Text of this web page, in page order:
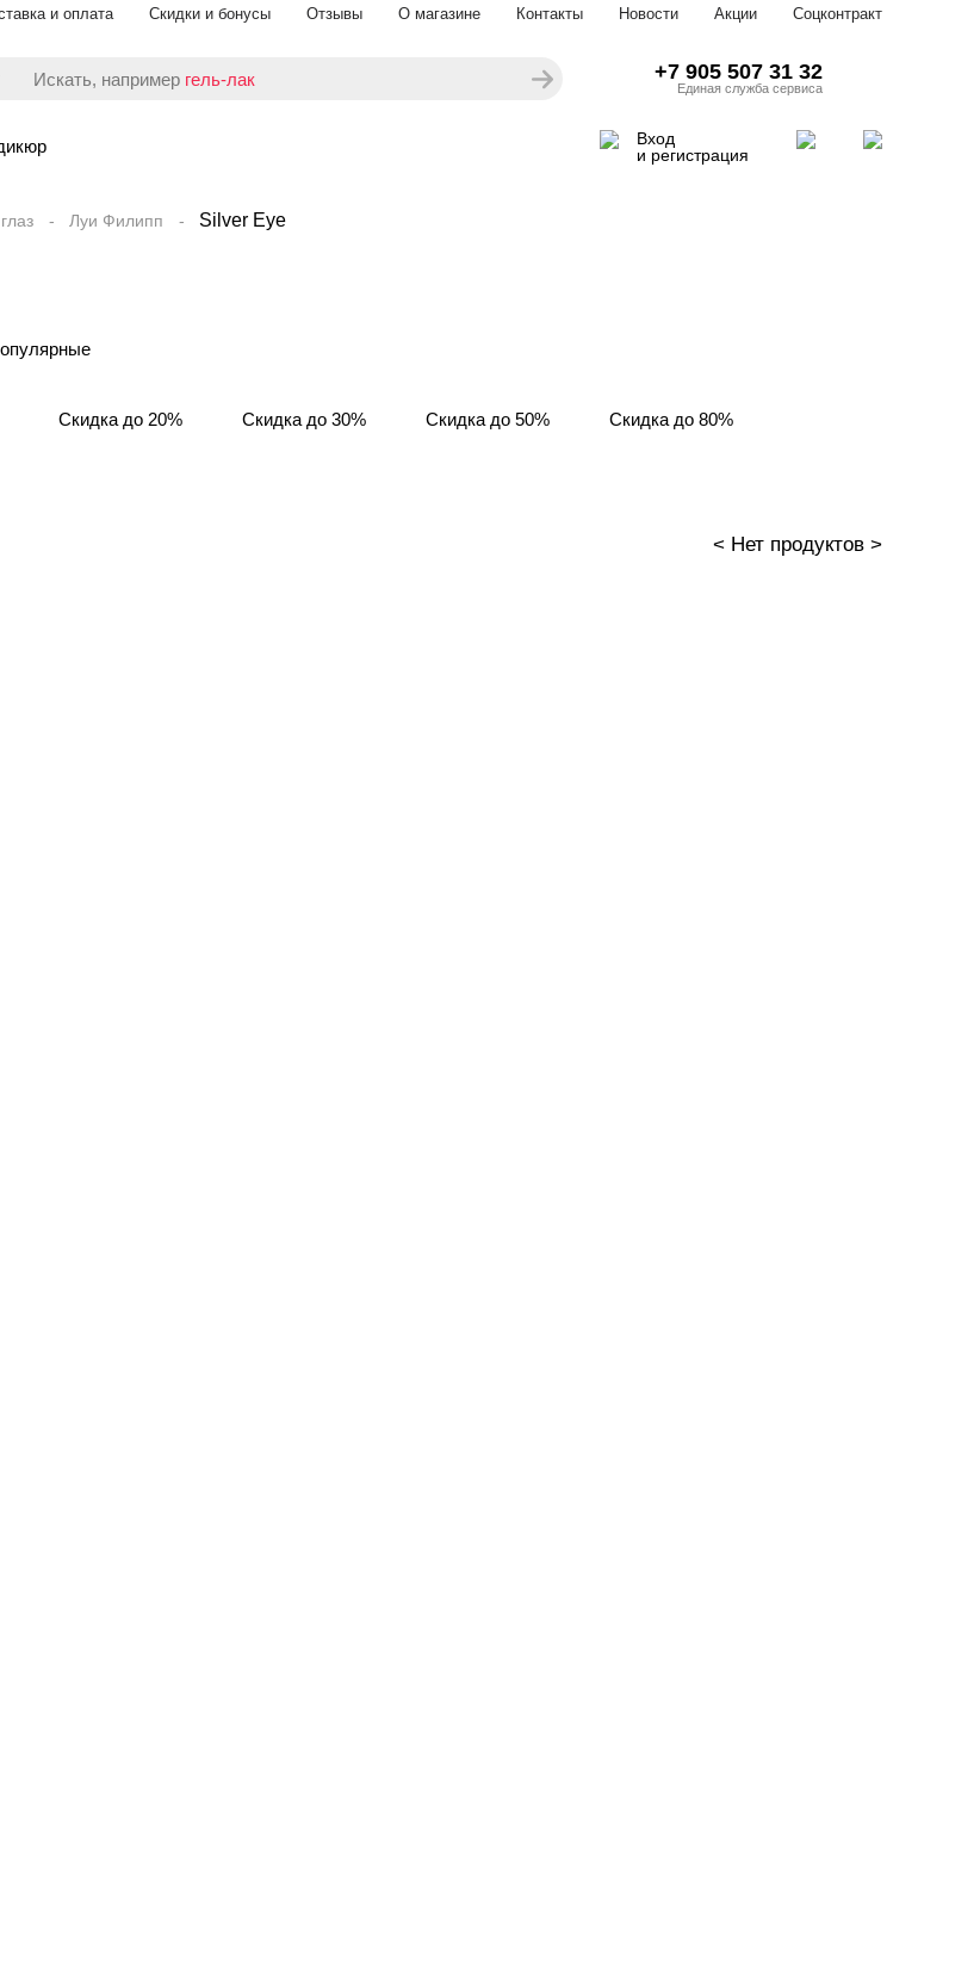
и оплата Скидки и бонусы Отзывы О магазине Контакты Новости Акции Соцконтракт
Искать, например гель-лак +7 905 507 31 32
Единая служба сервиса
Вход
и регистрация
Луи Филипп Silver Eye
Скидка до 20% Скидка до 30% Скидка до 50% Скидка до 80%
< Нет продуктов >